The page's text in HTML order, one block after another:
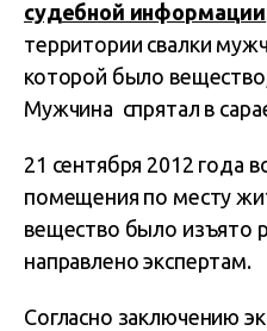
судебной информации
территории свалки
которой было
Мужчина спрятал в
21 сентября 2012 года
помещения по месту
вещество было изъято
направлено экспертам.
Согласно заключению